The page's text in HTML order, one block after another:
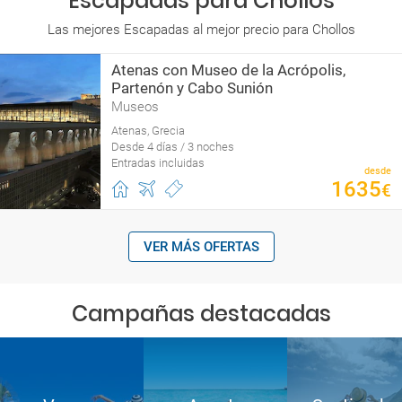
Las mejores Escapadas al mejor precio para Chollos
Atenas con Museo de la Acrópolis,
Partenón y Cabo Sunión
Museos
Atenas, Grecia
Desde 4 días / 3 noches
Entradas incluidas
desde
1635€
VER MÁS OFERTAS
Campañas destacadas